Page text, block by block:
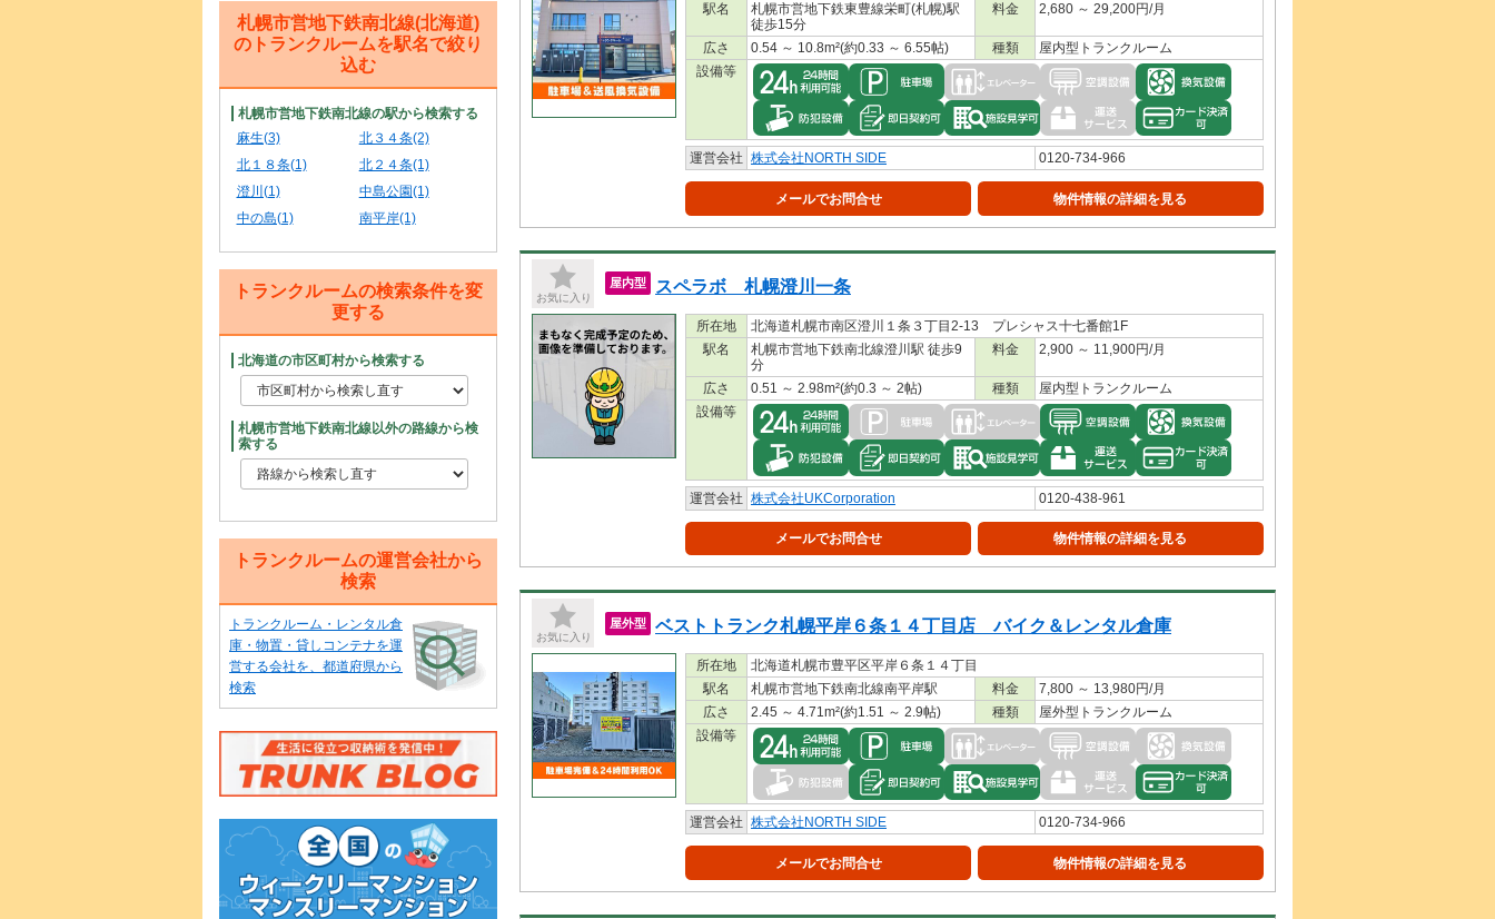
駅名
札幌市営地下鉄東豊線栄町(札幌)駅
徒歩15分
料金 2,680 ～ 29,200円/月
広さ 0.54 ～ 10.8m²(約0.33 ～ 6.55帖) 種類
屋内型トランクルーム
設備等
運営会社 株式会社NORTH SIDE 0120-734-966
メールでお問合せ 物件情報の詳細を見る
お気に入り
屋内型 スペラボ 札幌澄川一条
所在地
北海道札幌市南区澄川１条３丁目2-13 プレシャス十七番館1F
駅名
札幌市営地下鉄南北線澄川駅 徒歩9
分
料金 2,900 ～ 11,900円/月
広さ 0.51 ～ 2.98m²(約0.3 ～ 2帖) 種類
屋内型トランクルーム
設備等
運営会社 株式会社UKCorporation 0120-438-961
メールでお問合せ 物件情報の詳細を見る
お気に入り
屋外型 ベストトランク札幌平岸６条１４丁目店 バイク＆レンタル倉庫
所在地
北海道札幌市豊平区平岸６条１４丁目
駅名
札幌市営地下鉄南北線南平岸駅 料金
7,800 ～ 13,980円/月
広さ
2.45 ～ 4.71m²(約1.51 ～ 2.9帖) 種類
屋外型トランクルーム
設備等
運営会社 株式会社NORTH SIDE 0120-734-966
メールでお問合せ 物件情報の詳細を見る
札幌市営地下鉄南北線(北海道)
のトランクルームを駅名で絞り
込む
札幌市営地下鉄南北線の駅から検索する
麻生(3)
北３４条(2)
北１８条(1)
北２４条(1)
澄川(1)
中島公園(1)
中の島(1)
南平岸(1)
トランクルームの検索条件を変
更する
北海道の市区町村から検索する
札幌市営地下鉄南北線以外の路線から検
索する
トランクルームの運営会社から
検索
トランクルーム・レンタル倉
庫・物置・貸しコンテナを運
営する会社を、都道府県から
検索